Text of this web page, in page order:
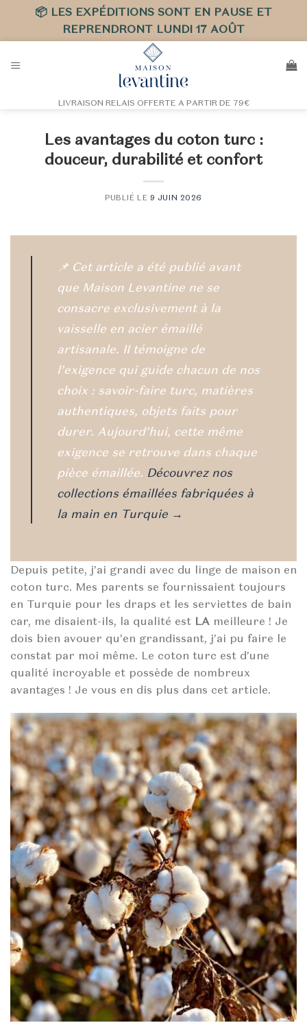
📦 LES EXPÉDITIONS SONT EN PAUSE ET
REPRENDRONT LUNDI 17 AOÛT
au
LIVRAISON RELAIS OFFERTE A PARTIR DE 79€
Les avantages du coton turc :
douceur, durabilité et confort
PUBLIÉ LE 9 JUIN 2026
📌 Cet article a été publié avant
que Maison Levantine ne se
consacre exclusivement à la
vaisselle en acier émaillé
artisanale. II témoigne de
l’exigence qui guide chacun de nos
choix : savoir-faire turc, matières
authentiques, objets faits pour
durer. Aujourd’hui, cette même
exigence se retrouve dans chaque
pièce émaillée. Découvrez nos
collections émaillées fabriquées à
la main en Turquie →
Depuis petite, j’ai grandi avec du linge de maison en
coton turc. Mes parents se fournissaient toujours
en Turquie pour les draps et les serviettes de bain
car, me disaient-ils, la qualité est LA meilleure ! Je
dois bien avouer qu’en grandissant, j’ai pu faire le
constat par moi même. Le coton turc est d’une
qualité incroyable et possède de nombreux
avantages ! Je vous en dis plus dans cet article.